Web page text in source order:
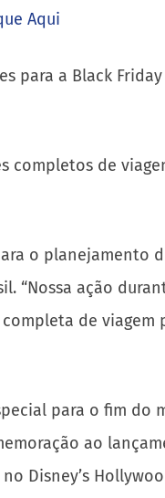
Aqui
para a Black
completos de
o planejamento
“Nossa ação
de viagem
para o fim do
ao
Disney’s